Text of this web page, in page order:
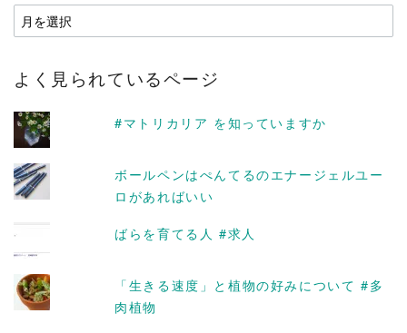
ア
ー
イ
よく見られているページ
#マトリカリア を知っていますか
ボールペンはぺんてるのエナージェルユー
ロがあればいい
ばらを育てる人 #求人
「生きる速度」と植物の好みについて #多
肉植物